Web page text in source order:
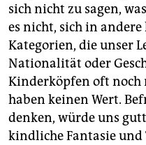
sich nicht zu sagen,
es nicht, sich in
Kategorien, die unser
Nationalität oder
Kinderköpfen oft noch
haben keinen Wert.
denken, würde uns
kindliche Fantasie und